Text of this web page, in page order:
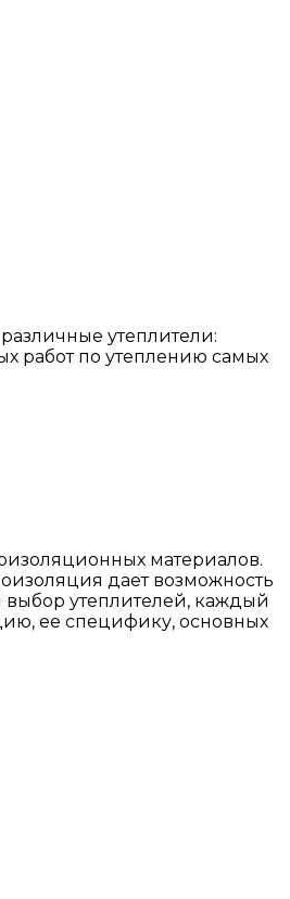
утеплители:
работ по утеплению самых
материалов.
дает возможность
выбор утеплителей, каждый
ее специфику, основных